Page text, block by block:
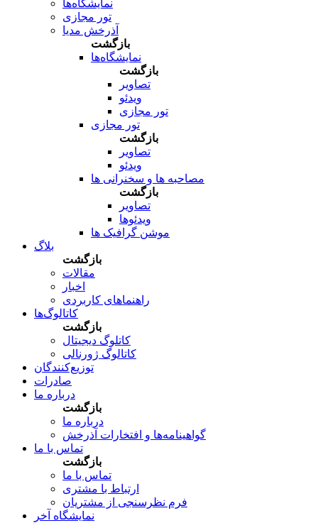
نمایشگاه‌ها
تور مجازی
آذرخش مدیا
بازگشت
نمایشگاه‌ها
بازگشت
تصاویر
ویدئو
تور مجازی
تور مجازی
بازگشت
تصاویر
ویدئو
مصاحبه ها و سخنرانی ها
بازگشت
تصاویر
ویدئوها
موشن گرافیک ها
بلاگ
بازگشت
مقالات
اخبار
راهنماهای کاربردی
کاتالوگ‌ها
بازگشت
کاتلوگ دیجیتال
کاتالوگ ژورنالی
توزیع‌کنندگان
صادرات
درباره ما
بازگشت
درباره ما
گواهینامه‌ها و افتخارات آذرخش
تماس با ما
بازگشت
تماس با ما
ارتباط با مشتری
فرم نظرسنجی از مشتریان
نمایشگاه‌ آخر